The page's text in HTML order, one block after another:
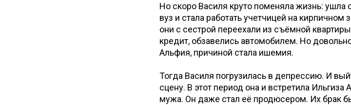
Но скоро Василя круто поменяла жизнь:
вуз и стала работать учетчицей на
они с сестрой переехали из съёмной
кредит, обзавелись автомобилем. Но
Альфия, причиной стала ишемия.
Тогда Василя погрузилась в депрессию. И
сцену. В этот период она и встретила
мужа. Он даже стал её продюсером. Их брак